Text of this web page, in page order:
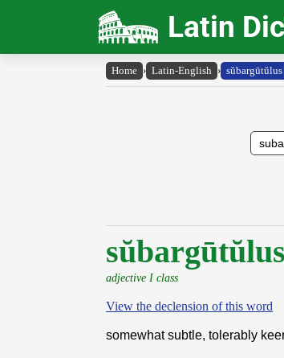
Latin
Home › Latin-English › sŭbargūtŭlus
sŭbargūtŭlus
adjective I class
View the declension of this word
somewhat subtle, tolerably